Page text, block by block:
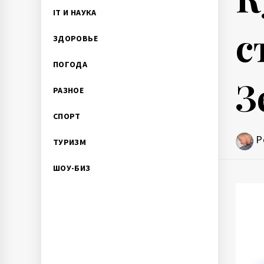
IT И НАУКА
ЗДОРОВЬЕ
ПОГОДА
РАЗНОЕ
СПОРТ
ТУРИЗМ
ШОУ-БИЗ